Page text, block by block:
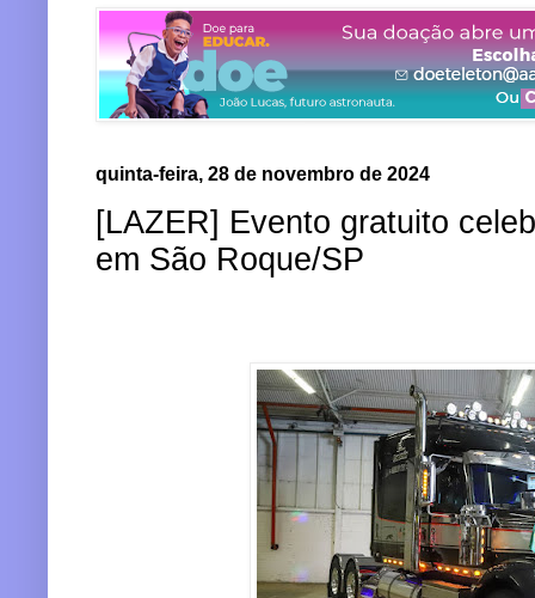
quinta-feira, 28 de novembro de 2024
[LAZER] Evento gratuito
em São Roque/SP